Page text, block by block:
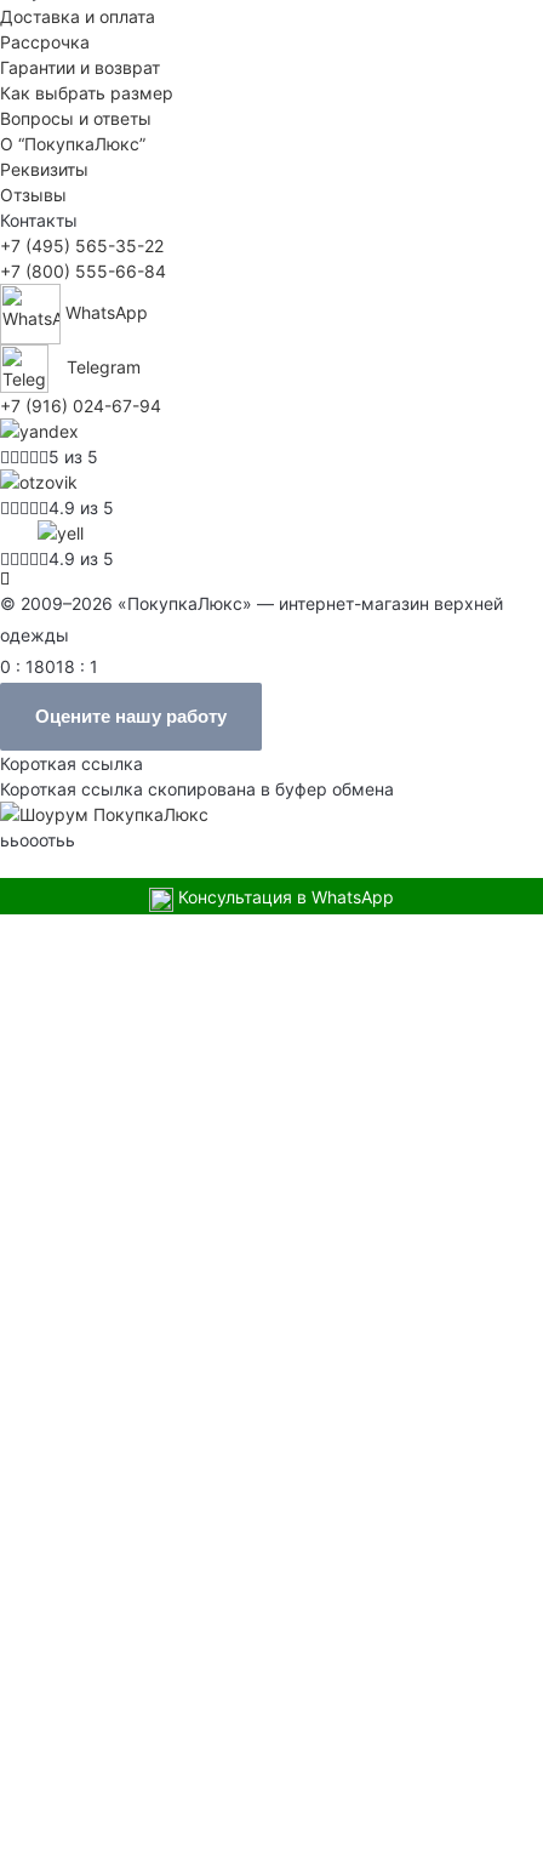
Доставка и оплата
Рассрочка
Гарантии и возврат
Как выбрать размер
Вопросы и ответы
О “ПокупкаЛюкс”
Реквизиты
Отзывы
Контакты
+7 (495) 565-35-22
+7 (800) 555-66-84
WhatsApp
Telegram
+7 (916) 024-67-94
5 из 5
4.9 из 5
4.9 из 5
© 2009–2026 «ПокупкаЛюкс» — интернет-магазин верхней
одежды
0 : 18018 : 1
Оцените нашу работу
Короткая ссылка
Короткая ссылка скопирована в буфер обмена
ььооотьь
Консультация в WhatsApp